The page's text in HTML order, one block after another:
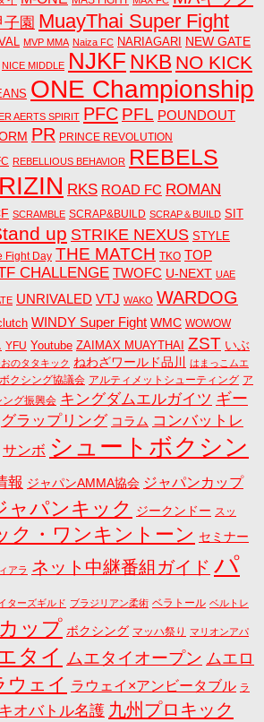
子園 MuayThai Super Fight
MVP MMA Naiza FC NARIAGARI NEW GATE
NICE MIDDLE NJKF NKB NO KICK
ONE Championship
AERTS SPIRIT PFC PFL POUNDOUT
PR PRINCE REVOLUTION
REBELLIOUS BEHAVIOR REBELS
RIZIN RKS ROAD FC ROMAN
SCRAMBLE SCRAP&BUILD SCRAP＆BUILD SIT
up STRIKE NEXUS STYLE
Fight Day THE MATCH TKO TOP
CHALLENGE TWOFC U-NEXT UAE
UNRIVALED VTJ WAKO WARDOG
WINDY Super Fight WMC WOWOW
YFU Youtube ZAIMAX MUAYTHAI ZST いぶ
のタタキック ねわざワールド品川
はまっこムエ
クシング協議会 アルティメットシューティング ア
ング振興会 キングダムエルガイツ ギー
グラップリング コラム コンバットレ
サンボ シュートボクシン
報 ジャパンAMMA協会 ジャパンカップ
ャパンキック ジークンドー スッ
ク・ワンキントーン セミナー
アラ ネット中継番組ガイド パ
ターズギルド ブラジリアン柔術 ベラトール ベルトレ
ップ ボクシング マッハ祭り マリオンアパ
タイ ムエタイオープン ムエロ
ウェイ ラウェイ×アンビータブル ラ
オバトル名護 九州プロキック